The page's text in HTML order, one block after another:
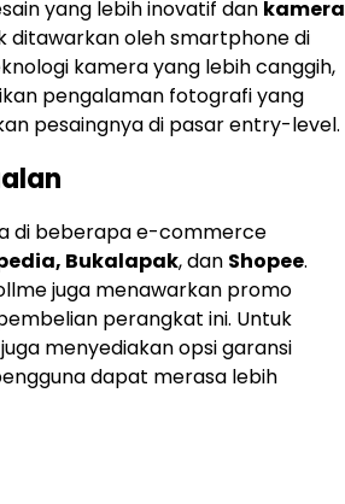
yang lebih inovatif dan kamera
ditawarkan oleh smartphone di
kamera yang lebih canggih,
pengalaman fotografi yang
pesaingnya di pasar entry-level.
di beberapa e-commerce
Bukalapak, dan Shopee.
juga menawarkan promo
perangkat ini. Untuk
menyediakan opsi garansi
dapat merasa lebih